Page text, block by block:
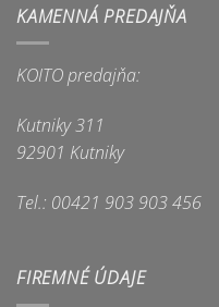
KAMENNÁ PREDAJŇA
KOITO predajňa:
Kutniky 311
92901 Kutniky
Tel.: 00421 903 903 456
FIREMNÉ ÚDAJE